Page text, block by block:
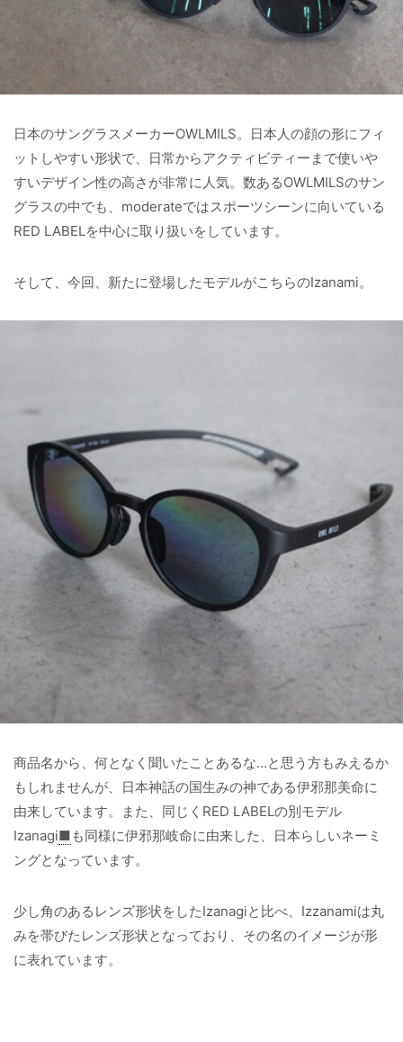
日本のサングラスメーカーOWLMILS。日本人の顔の形にフィ
ットしやすい形状で、日常からアクティビティーまで使いや
すいデザイン性の高さが非常に人気。数あるOWLMILSのサン
グラスの中でも、moderateではスポーツシーンに向いている
RED LABELを中心に取り扱いをしています。
そして、今回、新たに登場したモデルがこちらのIzanami。
商品名から、何となく聞いたことあるな…と思う方もみえるか
もしれませんが、日本神話の国生みの神である伊邪那美命に
由来しています。また、同じくRED LABELの別モデル
Izanagi■ も同様に伊邪那岐命に由来した、日本らしいネーミ
ングとなっています。
少し角のあるレンズ形状をしたIzanagiと比べ、Izzanamiは丸
みを帯びたレンズ形状となっており、その名のイメージが形
に表れています。